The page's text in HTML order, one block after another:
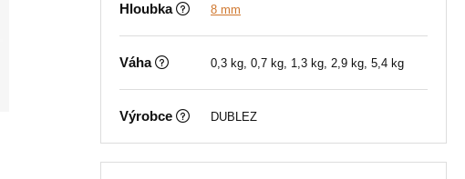
Hloubka 8 mm
Váha 0,3 kg, 0,7 kg, 1,3 kg, 2,9 kg, 5,4 kg
Výrobce DUBLEZ